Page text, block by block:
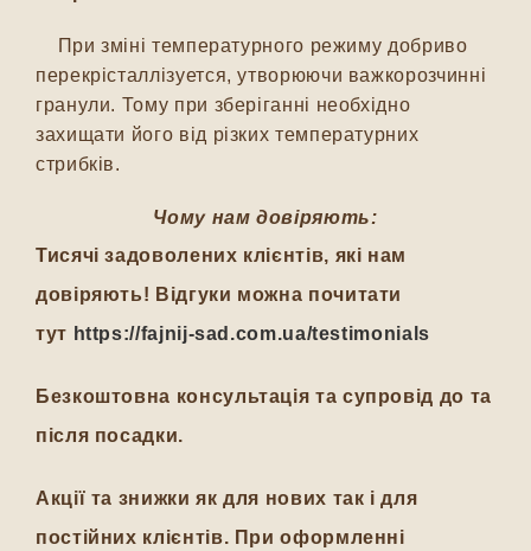
При зміні температурного режиму добриво
перекрісталлізуется, утворюючи важкорозчинні
гранули. Тому при зберіганні необхідно
захищати його від різких температурних
стрибків.
Чому нам довіряють:
Тисячі задоволених клієнтів, які нам
довіряють! Відгуки можна почитати
тут https://fajnij-sad.com.ua/testimonials
Безкоштовна консультація та супровід до та
після посадки.
Акції та знижки як для нових так і для
постійних клієнтів. При оформленні